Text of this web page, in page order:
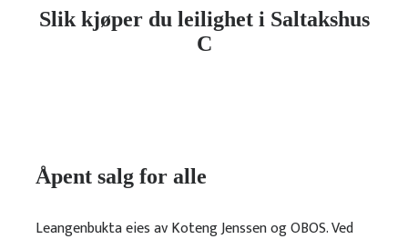
Slik kjøper du leilighet i Saltakshus
C
Åpent salg for alle
Leangenbukta eies av Koteng Jenssen og OBOS. Ved